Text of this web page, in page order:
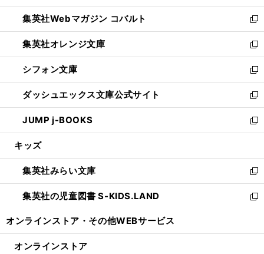
開
く
ウ
で
開
く
ン
ド
ウ
で
開
く
ウ
ィ
ン
ド
ウ
で
開
く
集英社Webマガジン コバルト
新
し
い
ウ
ィ
ン
ド
ウ
で
開
集英社オレンジ文庫
新
し
い
ウ
ィ
ン
ド
ウ
開
く
シフォン文庫
新
し
い
ウ
ィ
ン
ウ
で
開
く
ダッシュエックス文庫公式サイト
新
し
い
ウ
ン
ド
ウ
で
JUMP j-BOOKS
新
し
ウ
ィ
ン
ド
開
キッズ
集英社みらい文庫
新
し
い
ン
集英社の児童図書 S-KIDS.LAND
新
ウ
オンラインストア・ その他WEBサービス
オンラインストア